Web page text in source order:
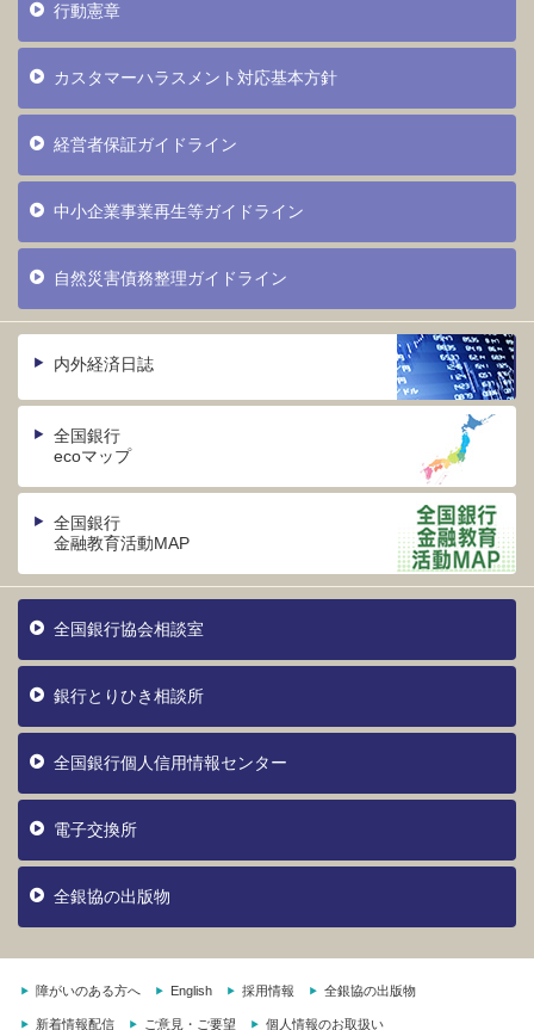
行動憲章
カスタマーハラスメント対応基本方針
経営者保証ガイドライン
中小企業事業再生等ガイドライン
自然災害債務整理ガイドライン
内外経済日誌
全国銀行
ecoマップ
全国銀行
金融教育活動MAP
全国銀行協会相談室
銀行とりひき相談所
全国銀行個人信用情報センター
電子交換所
全銀協の出版物
障がいのある方へ English 採用情報 全銀協の出版物
新着情報配信 ご意見・ご要望 個人情報のお取扱い